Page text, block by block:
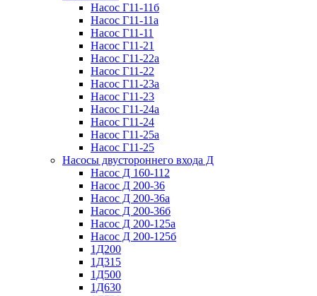
Насос Г11-11б
Насос Г11-11а
Насос Г11-11
Насос Г11-21
Насос Г11-22а
Насос Г11-22
Насос Г11-23а
Насос Г11-23
Насос Г11-24а
Насос Г11-24
Насос Г11-25а
Насос Г11-25
Насосы двустороннего входа Д
Насос Д 160-112
Насос Д 200-36
Насос Д 200-36а
Насос Д 200-36б
Насос Д 200-125а
Насос Д 200-125б
1Д200
1Д315
1Д500
1Д630